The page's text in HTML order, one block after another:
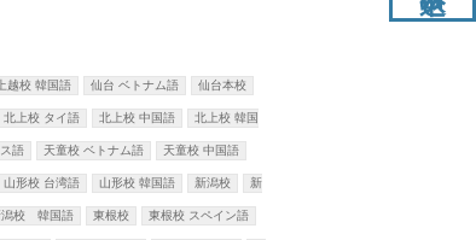
上越校 韓国語 仙台 ベトナム語 仙台本校
北上校 タイ語 北上校 中国語 北上校 韓国
語 天童校 ベトナム語 天童校 中国語
山形校 台湾語 山形校 韓国語 新潟校 新
潟校 韓国語 東根校 東根校 スペイン語